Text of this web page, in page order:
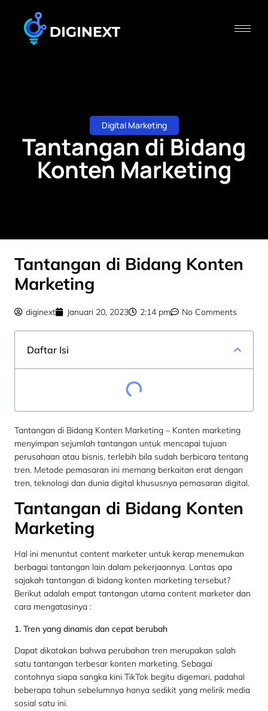
Digital Marketing
Tantangan di Bidang
Konten Marketing
Tantangan di Bidang Konten
Marketing
diginext Januari 20, 2023 2:14 pm No Comments
Daftar Isi
Tantangan di Bidang Konten Marketing – Konten marketing
menyimpan sejumlah tantangan untuk mencapai tujuan
perusahaan atau bisnis, terlebih bila sudah berbicara tentang
tren. Metode pemasaran ini memang berkaitan erat dengan
tren, teknologi dan dunia digital khususnya pemasaran digital.
Tantangan di Bidang Konten
Marketing
Hal ini menuntut content marketer untuk kerap menemukan
berbagai tantangan lain dalam pekerjaannya. Lantas apa
sajakah tantangan di bidang konten marketing tersebut?
Berikut adalah empat tantangan utama content marketer dan
cara mengatasinya :
1. Tren yang dinamis dan cepat berubah
Dapat dikatakan bahwa perubahan tren merupakan salah
satu tantangan terbesar konten marketing. Sebagai
contohnya siapa sangka kini TikTok begitu digemari, padahal
beberapa tahun sebelumnya hanya sedikit yang melirik media
sosial satu ini.